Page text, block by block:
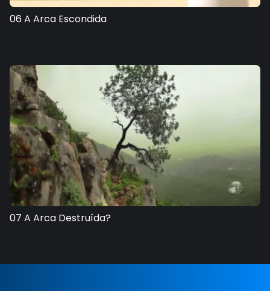
06 A Arca Escondida
07 A Arca Destruída?